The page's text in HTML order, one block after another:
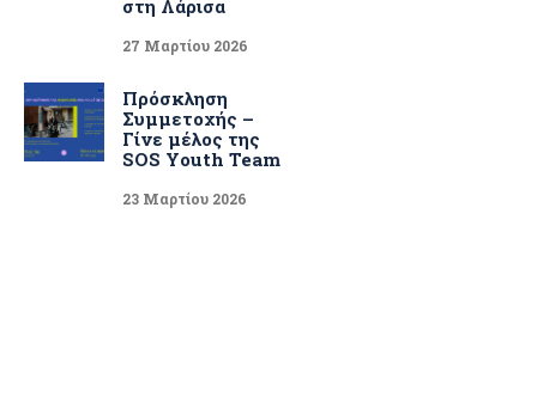
στη Λάρισα
27 Μαρτίου 2026
Πρόσκληση
Συμμετοχής –
Γίνε μέλος της
SOS Youth Team
23 Μαρτίου 2026